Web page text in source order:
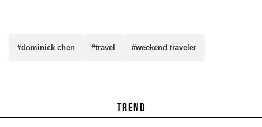
#dominick chen #travel #weekend traveler
TREND